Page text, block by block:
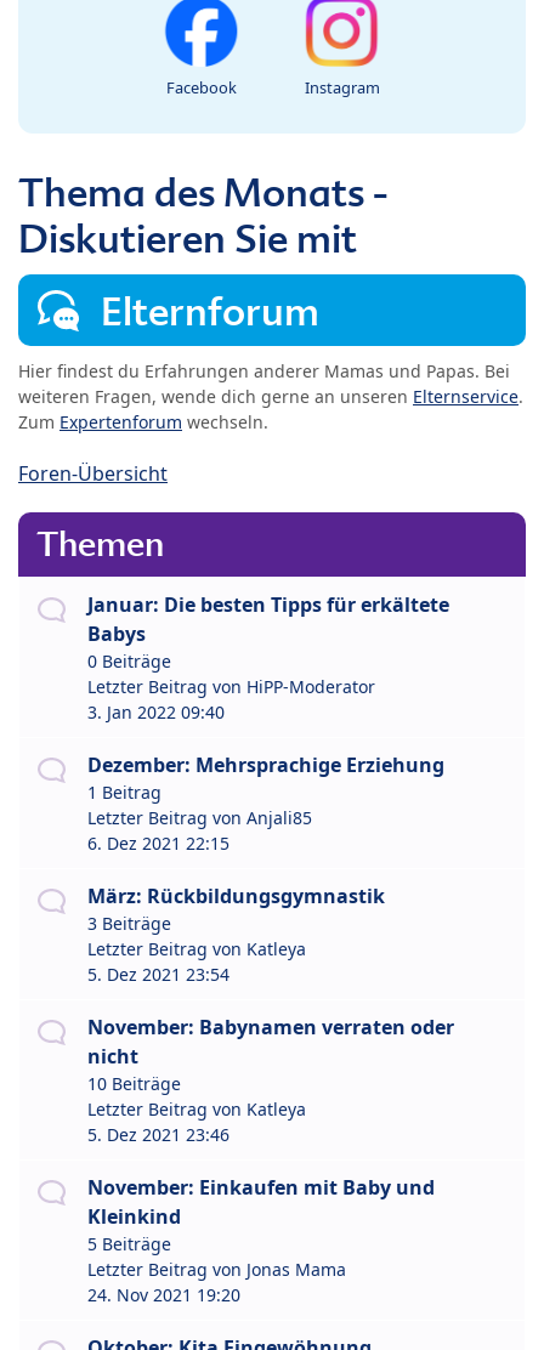
Facebook Instagram
Thema des Monats -
Diskutieren Sie mit
Elternforum
Hier findest du Erfahrungen anderer Mamas und Papas. Bei
weiteren Fragen, wende dich gerne an unseren Elternservice.
Zum Expertenforum wechseln.
Foren-Übersicht
Themen
Januar: Die besten Tipps für erkältete
Babys
0 Beiträge
Letzter Beitrag von HiPP-Moderator
3. Jan 2022 09:40
Dezember: Mehrsprachige Erziehung
1 Beitrag
Letzter Beitrag von Anjali85
6. Dez 2021 22:15
März: Rückbildungsgymnastik
3 Beiträge
Letzter Beitrag von Katleya
5. Dez 2021 23:54
November: Babynamen verraten oder
nicht
10 Beiträge
Letzter Beitrag von Katleya
5. Dez 2021 23:46
November: Einkaufen mit Baby und
Kleinkind
5 Beiträge
Letzter Beitrag von Jonas Mama
24. Nov 2021 19:20